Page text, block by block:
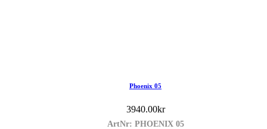
Phoenix 05
3940.00kr
ArtNr: PHOENIX 05